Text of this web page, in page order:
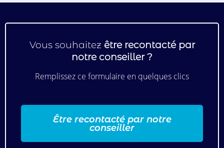
Vous souhaitez être recontacté par
notre conseiller ?
Remplissez ce formulaire en quelques clics
Être recontacté par notre
conseiller